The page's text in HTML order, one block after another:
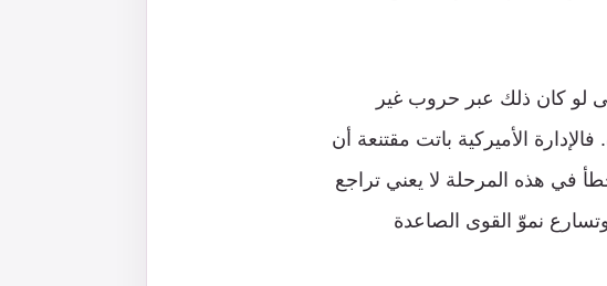
لو كان ذلك عبر حروب غير
الأميركية باتت مقتنعة أن
في هذه المرحلة لا يعني تراجع
نموّ القوى الصاعدة